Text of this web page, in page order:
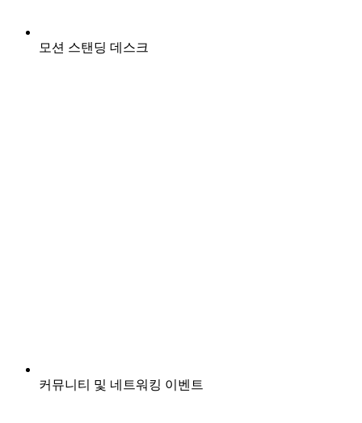
모션 스탠딩 데스크
커뮤니티 및 네트워킹 이벤트